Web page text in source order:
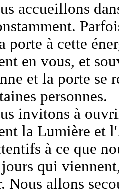
accueillons
porte à cette
en vous, et
et la porte se
personnes.
invitons à
la Lumière et
à ce que
jours qui
Nous allons